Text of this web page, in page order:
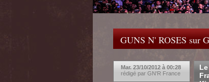
GUNS N' ROSES sur
Mar. 23/10/2012 à 00:28
rédigé par GN'R France